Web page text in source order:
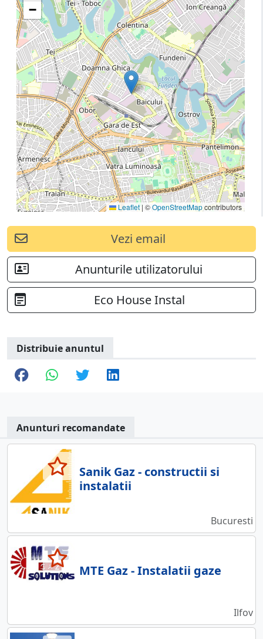
−
Leaflet | ©OpenStreetMapcontributors
Vezi email
Anunturile utilizatorului
Eco House Instal
Distribuie anuntul
Anunturi recomandate
Sanik Gaz - constructii si
instalatii
Bucuresti
MTE Gaz - Instalatii gaze
Ilfov